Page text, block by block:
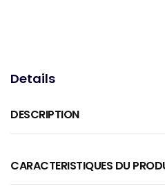
Details
DESCRIPTION
CARACTERISTIQUES DU